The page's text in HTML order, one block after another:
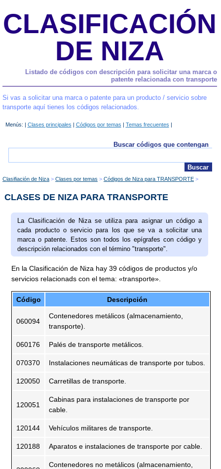
CLASIFICACIÓN
DE NIZA
Listado de códigos con descripción para solicitar una marca o
patente relacionada con transporte
Si vas a solicitar una marca o patente para un producto / servicio sobre
transporte aquí tienes los códigos relacionados.
Menús: | Clases principales | Códigos por temas | Temas frecuentes |
Buscar códigos que contengan
Clasifiación de Niza Clases por temas Códigos de Niza para TRANSPORTE
CLASES DE NIZA PARA TRANSPORTE
La Clasificación de Niza se utiliza para asignar un código a
cada producto o servicio para los que se va a solicitar una
marca o patente. Estos son todos los epígrafes con código y
descripción relacionados con el término "transporte".
En la Clasificación de Niza hay 39 códigos de productos y/o
servicios relacionads con el tema: «transporte».
Código Descripción
060094
Contenedores metálicos (almacenamiento,
transporte).
060176 Palés de transporte metálicos.
070370 Instalaciones neumáticas de transporte por tubos.
120050 Carretillas de transporte.
120051
Cabinas para instalaciones de transporte por
cable.
120144 Vehículos militares de transporte.
120188 Aparatos e instalaciones de transporte por cable.
Contenedores no metálicos (almacenamiento,